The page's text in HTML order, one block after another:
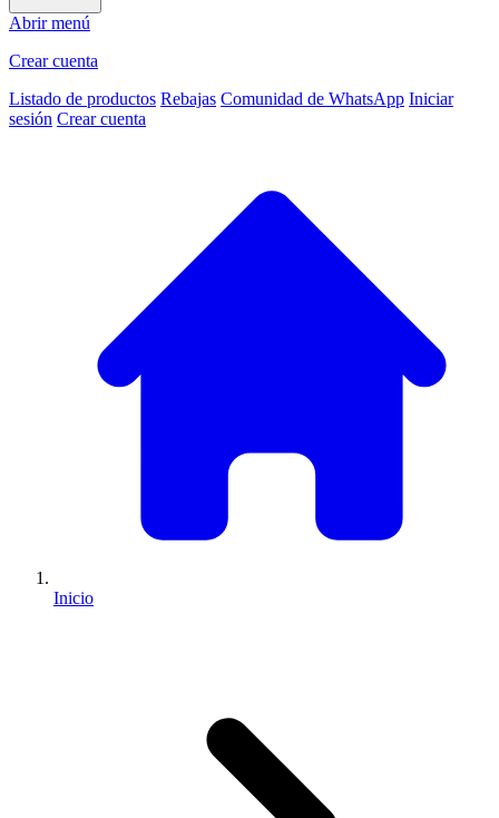
Abrir menú
Crear cuenta
Listado de productos Rebajas Comunidad de WhatsApp Iniciar
sesión Crear cuenta
Inicio